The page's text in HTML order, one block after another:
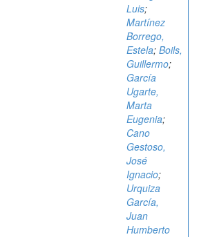
Luis;
Martínez
Borrego,
Estela; Boils,
Guillermo;
García
Ugarte,
Marta
Eugenia;
Cano
Gestoso,
José
Ignacio;
Urquiza
García,
Juan
Humberto